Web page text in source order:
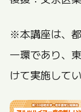
※本講座は、
一環であり、
けて実施してい